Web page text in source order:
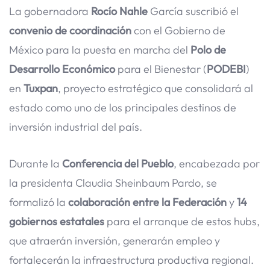
La gobernadora Rocío Nahle García suscribió el
convenio de coordinacióncon el Gobierno de
México para la puesta en marcha del Polo de
Desarrollo Económicopara el Bienestar (PODEBI)
en Tuxpan, proyecto estratégico que consolidará al
estado como uno de los principales destinos de
inversión industrial del país.
Durante la Conferencia del Pueblo, encabezada por
la presidenta Claudia Sheinbaum Pardo, se
formalizó la colaboración entre la Federacióny14
gobiernos estatales para el arranque de estos hubs,
que atraerán inversión, generarán empleo y
fortalecerán la infraestructura productiva regional.